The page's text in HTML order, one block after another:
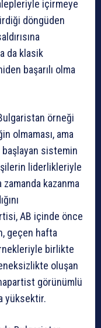
içirmeye
döngüden
da klasik
başarılı olma
örneği
olmaması, ama
sistemin
liderlikleriyle
zamanda kazanma
AB içinde önce
geçen hafta
birlikte
oluşan
görünümlü
yüksektir.